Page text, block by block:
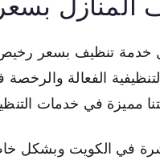
خدمة تنظيف بسعر رخيص
التنظيفية الفعالة
مميزة في خدمات
في الكويت وبشكل